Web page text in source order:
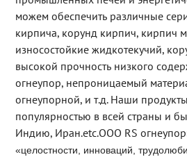
можем обеспечить различные
кирпича, корунд кирпич, кирпич
износостойкие жидкотекучий,
высокой прочность низкого
огнеупор, непроницаемый
огнеупорной, и т.д. Наши
популярностью в всей страны и
Индию, Иран.etc.ООО RS
«целостности, инноваций,